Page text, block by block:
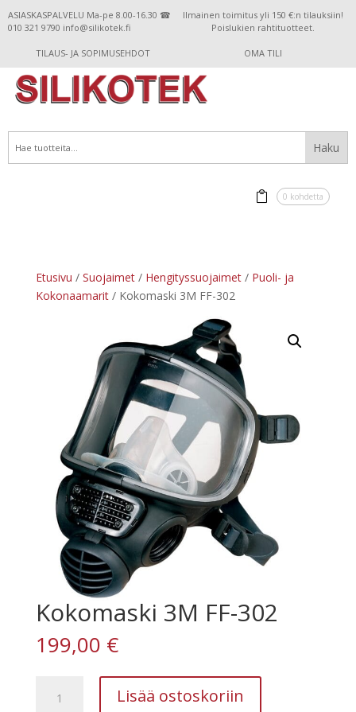
ASIASKASPALVELU Ma-pe 8.00-16.30 ☎
010 321 9790 info@silikotek.fi
Ilmainen toimitus yli 150 €:n tilauksiin!
Poislukien rahtituotteet.
TILAUS- JA SOPIMUSEHDOT OMA TILI
0 kohdetta
Etusivu / Suojaimet/ Hengityssuojaimet/ Puoli- ja
Kokonaamarit/ Kokomaski 3M FF-302
Kokomaski 3M FF-302
199,00 €
Lisää ostoskoriin